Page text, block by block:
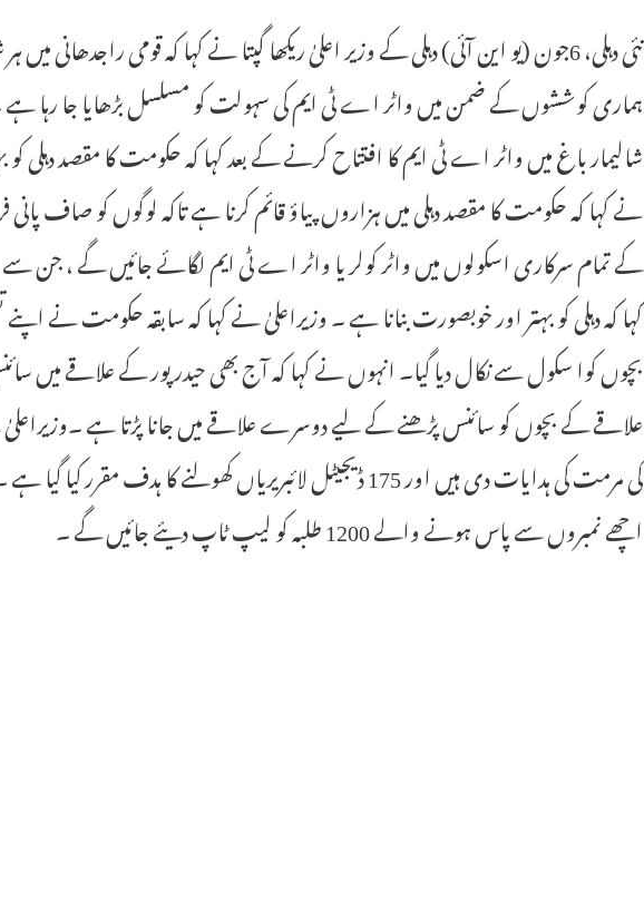
نئی دہلی، 6جون (یو این آئی) دہلی کے وزیر اعلیٰ ریکھا گپتا نے کہا کہ قومی
ہماری کوششوں کے ضمن میں واٹر اے ٹی ایم کی سہولت کو مسلسل بڑھایا جا رہا ہے
شالیمار باغ میں واٹر اے ٹی ایم کا افتتاح کرنے کے بعد کہا کہ حکومت کا مقصد دہلی
نے کہا کہ حکومت کا مقصد دہلی میں ہزاروں پیاؤ قائم کرنا ہے تاکہ لوگوں کو صاف پانی
کے تمام سرکاری اسکولوں میں واٹر کولر یا واٹر اے ٹی ایم لگائے جائیں گے ،
کہا کہ دہلی کو بہتر اور خوبصورت بنانا ہے ۔ وزیراعلیٰ نے کہا کہ سابقہ حکومت نے اپنے
بچوں کوا سکول سے نکال دیا گیا۔ انہوں نے کہا کہ آج بھی حیدر پور کے علاقے
علاقے کے بچوں کو سائنس پڑھنے کے لیے دوسرے علاقے میں جانا پڑتا ہے
کی مرمت کی ہدایات دی ہیں اور 175 ڈیجیٹل لائبریریاں کھولنے کا
اچھے نمبروں سے پاس ہونے والے 1200 طلبہ کو لیپ ٹاپ دیئے جائیں گے ۔